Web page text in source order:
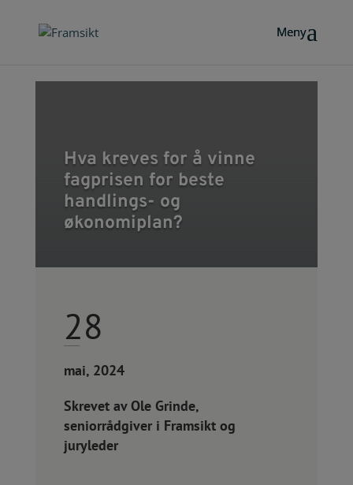
Hva kreves for å vinne
fagprisen for beste
handlings- og
økonomiplan?
28
mai, 2024
Skrevet av Ole Grinde,
seniorrådgiver i Framsikt og
juryleder